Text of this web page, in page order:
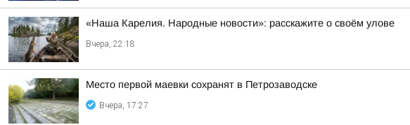
«Наша Карелия. Народные новости»: расскажите о своём улове
Вчера, 22:18
Место первой маевки сохранят в Петрозаводске
Вчера, 17:27